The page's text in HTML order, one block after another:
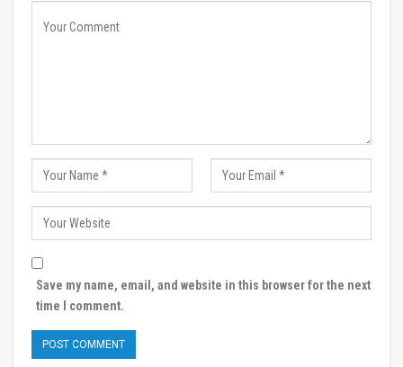
Save my name, email, and website in this browser for the next
time I comment.